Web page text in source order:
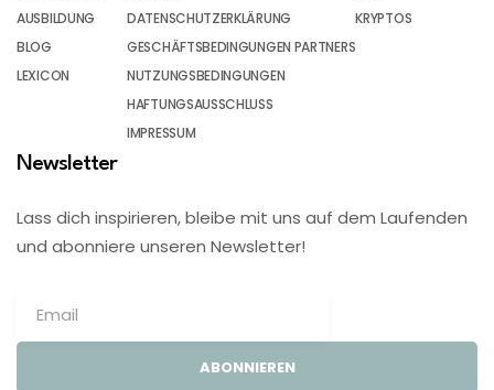
AUSBILDUNG
BLOG
LEXICON
DATENSCHUTZERKLÄRUNG
GESCHÄFTSBEDINGUNGEN PARTNERS
NUTZUNGSBEDINGUNGEN
HAFTUNGSAUSSCHLUSS
IMPRESSUM
KRYPTOS
Newsletter
Lass dich inspirieren, bleibe mit uns auf dem Laufenden
und abonniere unseren Newsletter!
ABONNIEREN